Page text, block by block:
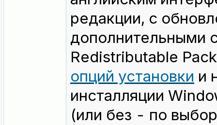
редакции, с
дополнительными
Redistributable
опций установки и
инсталляции
(или без - по